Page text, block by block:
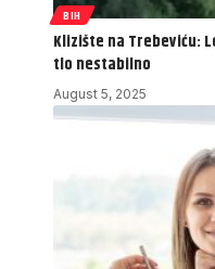
BIH
Klizište na Trebeviću:
tlo nestabilno
August 5, 2025